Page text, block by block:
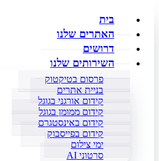
בית
האתרים שלנו
דרושים
השירותים שלנו
פרסום בטיקטוק
בניית אתרים
קידום אורגני בגוגל
קידום ממומן בגוגל
קידום באינסטגרם
קידום בפייסבוק
ימי צילום
סרטוני AI